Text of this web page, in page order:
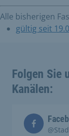
Alle bisherigen
gültig seit
Folgen Sie
Kanälen: